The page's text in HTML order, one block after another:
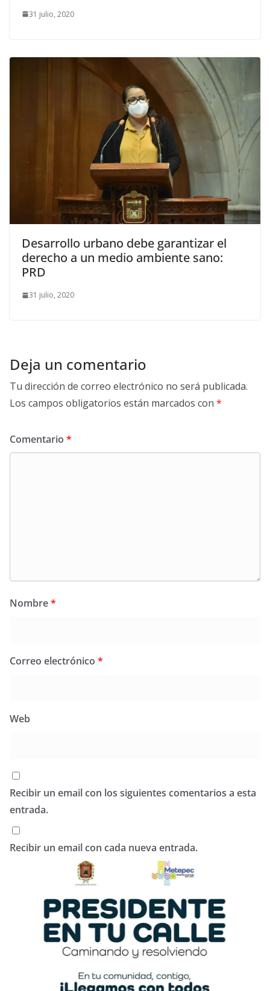
31 julio, 2020
Desarrollo urbano debe garantizar el
derecho a un medio ambiente sano:
PRD
31 julio, 2020
Deja un comentario
Tu dirección de correo electrónico no será publicada.
Los campos obligatorios están marcados con *
Comentario *
Nombre*
Correo electrónico *
Web
Recibir un email con los siguientes comentarios a esta
entrada.
Recibir un email con cada nueva entrada.